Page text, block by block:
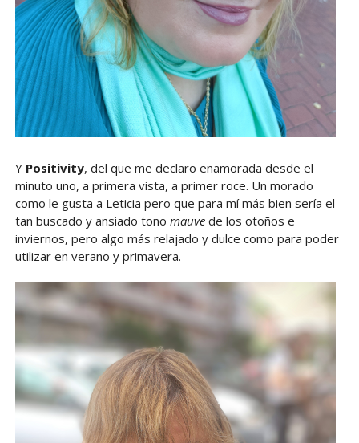
Y Positivity, del que me declaro enamorada desde el
minuto uno, a primera vista, a primer roce. Un morado
como le gusta a Leticia pero que para mí más bien sería el
tan buscado y ansiado tono mauvede los otoños e
inviernos, pero algo más relajado y dulce como para poder
utilizar en verano y primavera.